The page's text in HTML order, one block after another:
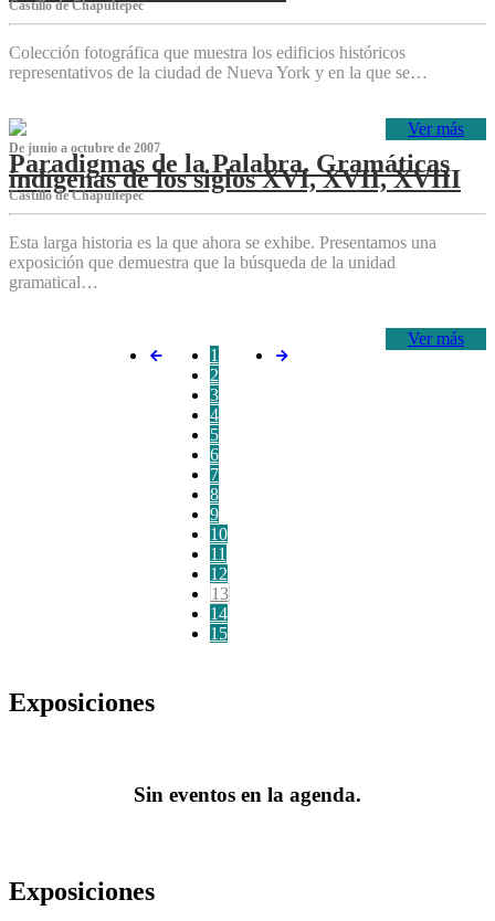
Castillo de Chapultepec
Colección fotográfica que muestra los edificios históricos
representativos de la ciudad de Nueva York y en la que se…
Ver más
De junio a octubre de 2007
Paradigmas de la Palabra. Gramáticas
indígenas de los siglos XVI, XVII, XVIII
Castillo de Chapultepec
Esta larga historia es la que ahora se exhibe. Presentamos una
exposición que demuestra que la búsqueda de la unidad
gramatical…
Ver más
1
2
3
4
5
6
7
8
9
10
11
12
13
14
15
Exposiciones
Sin eventos en la agenda.
Exposiciones